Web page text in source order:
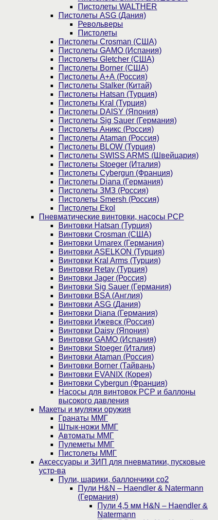
Пистолеты WALTHER
Пистолеты ASG (Дания)
Револьверы
Пистолеты
Пистолеты Crosman (США)
Пистолеты GAMO (Испания)
Пистолеты Gletcher (США)
Пистолеты Borner (США)
Пистолеты А+А (Россия)
Пистолеты Stalker (Китай)
Пистолеты Hatsan (Турция)
Пистолеты Kral (Турция)
Пистолеты DAISY (Япония)
Пистолеты Sig Sauer (Германия)
Пистолеты Аникс (Россия)
Пистолеты Ataman (Россия)
Пистолеты BLOW (Турция)
Пистолеты SWISS ARMS (Швейцария)
Пистолеты Stoeger (Италия)
Пистолеты Cybergun (Франция)
Пистолеты Diana (Германия)
Пистолеты ЗМЗ (Россия)
Пистолеты Smersh (Россия)
Пистолеты Ekol
Пневматические винтовки, насосы PCP
Винтовки Hatsan (Турция)
Винтовки Crosman (США)
Винтовки Umarex (Германия)
Винтовки ASELKON (Турция)
Винтовки Kral Arms (Турция)
Винтовки Retay (Турция)
Винтовки Jager (Россия)
Винтовки Sig Sauer (Германия)
Винтовки BSA (Англия)
Винтовки ASG (Дания)
Винтовки Diana (Германия)
Винтовки Ижевск (Россия)
Винтовки Daisy (Япония)
Винтовки GAMO (Испания)
Винтовки Stoeger (Италия)
Винтовки Ataman (Россия)
Винтовки Borner (Тайвань)
Винтовки EVANIX (Корея)
Винтовки Cybergun (Франция)
Насосы для винтовок PCP и баллоны
высокого давления
Макеты и муляжи оружия
Гранаты ММГ
Штык-ножи ММГ
Автоматы ММГ
Пулеметы ММГ
Пистолеты ММГ
Аксессуары и ЗИП для пневматики, пусковые
устр-ва
Пули, шарики, баллончики со2
Пули H&N – Haendler & Natermann
(Германия)
Пули 4,5 мм H&N – Haendler &
Natermann